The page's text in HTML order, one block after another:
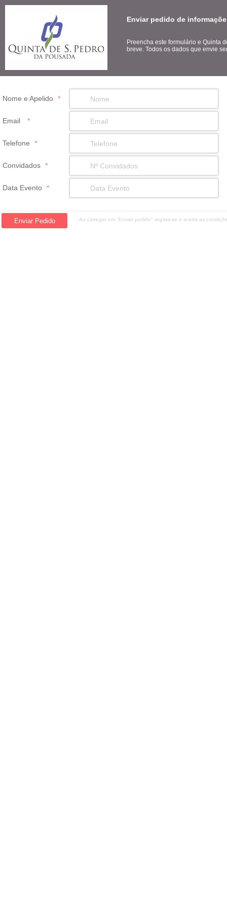
Enviar pedido de
Preencha este formulário e Quinta
breve. Todos os dados que envie
Nome e Apelido *
Email *
Telefone *
Convidados *
Data Evento *
Ao carregar em "Enviar pedido" regista-se e aceita as